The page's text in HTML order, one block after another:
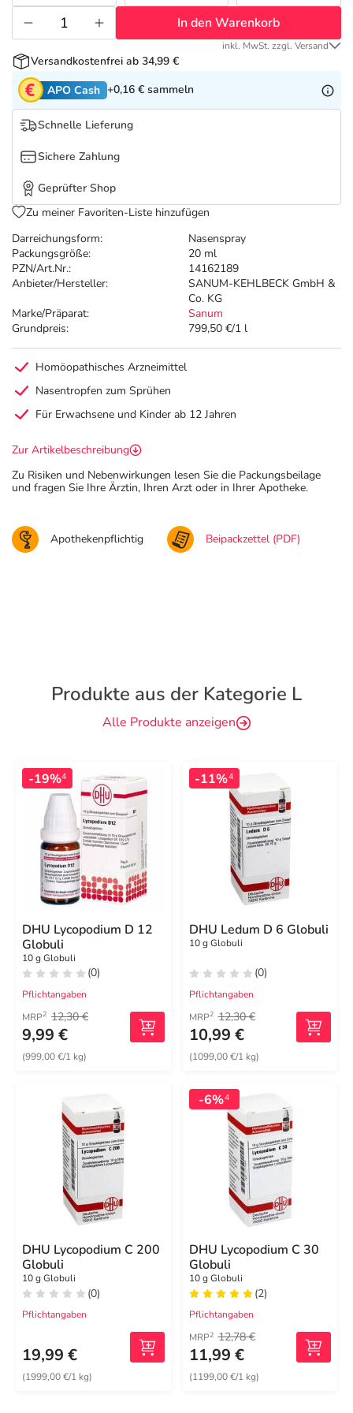
Vitamine & Mineralstoffe
Darreichungsform:
Nasenspray
Packungsgröße:
20 ml
PZN/Art.Nr.:
14162189
Anbieter/Hersteller:
SANUM-KEHLBECK GmbH &
Co. KG
Marke/Präparat:
Sanum
Grundpreis:
799,50 €/1 l
In den Warenkorb
inkl. MwSt. zzgl. Versand
Versandkostenfrei ab 34,99 €
APO Cash +0,16 € sammeln
Schnelle Lieferung
Sichere Zahlung
Geprüfter Shop
Zu meiner Favoriten-Liste hinzufügen
Homöopathisches Arzneimittel
Nasentropfen zum Sprühen
Für Erwachsene und Kinder ab 12 Jahren
Zur Artikelbeschreibung
Zu Risiken und Nebenwirkungen lesen Sie die Packungsbeilage
und fragen Sie Ihre Ärztin, Ihren Arzt oder in Ihrer Apotheke.
Apothekenpflichtig Beipackzettel (PDF)
Produkte aus der Kategorie L
Alle Produkte anzeigen
-19%4
DHU Lycopodium D 12
Globuli
10 g Globuli
(0)
Pflichtangaben
MRP2 12,30 €
9,99 €
(999,00 €/1 kg)
-11%4
DHU Ledum D 6 Globuli
10 g Globuli
(0)
Pflichtangaben
MRP2 12,30 €
10,99 €
(1099,00 €/1 kg)
DHU Lycopodium C 200
Globuli
10 g Globuli
(0)
Pflichtangaben
19,99 €
(1999,00 €/1 kg)
-6%4
DHU Lycopodium C 30
Globuli
10 g Globuli
(2)
Pflichtangaben
MRP2 12,78 €
11,99 €
(1199,00 €/1 kg)